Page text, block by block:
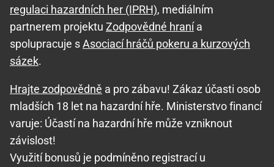
regulaci hazardních her (IPRH), mediálním
partnerem projektu Zodpovědné hranía
spolupracuje sAsociací hráčů pokeru a kurzových
sázek.
Hrajte zodpovědně a pro zábavu! Zákaz účasti osob
mladších 18 let na hazardní hře. Ministerstvo financí
varuje: Účastí na hazardní hře může vzniknout
závislost!
Využití bonusů je podmíněno registrací u